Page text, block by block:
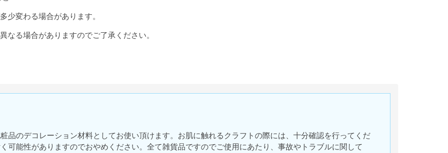
少変わる場合があります。
なる場合がありますのでご了承ください。
品のデコレーション材料としてお使い頂けます。お肌に触れるクラフトの際には、十分確認を行ってくだ
可能性がありますのでおやめください。全て雑貨品ですのでご使用にあたり、事故やトラブルに関して